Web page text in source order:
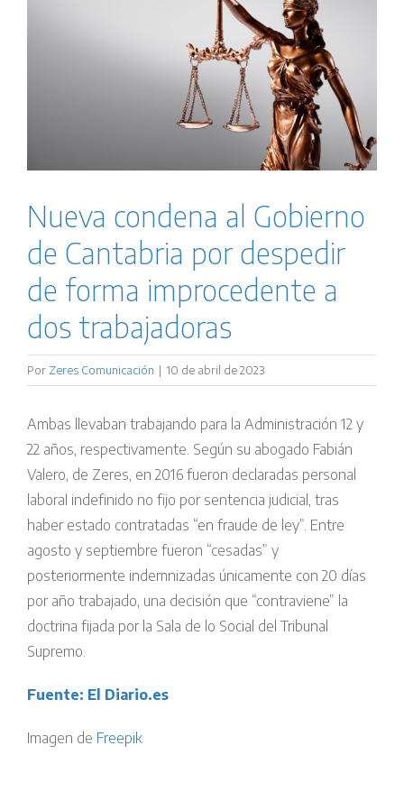
Nueva condena al Gobierno
de Cantabria por despedir
de forma improcedente a
dos trabajadoras
Por Zeres Comunicación | 10 de abril de 2023
Ambas llevaban trabajando para la Administración 12 y
22 años, respectivamente. Según su abogado Fabián
Valero, de Zeres, en 2016 fueron declaradas personal
laboral indefinido no fijo por sentencia judicial, tras
haber estado contratadas “en fraude de ley”. Entre
agosto y septiembre fueron “cesadas” y
posteriormente indemnizadas únicamente con 20 días
por año trabajado, una decisión que “contraviene” la
doctrina fijada por la Sala de lo Social del Tribunal
Supremo.
Fuente: El Diario.es
Imagen de Freepik